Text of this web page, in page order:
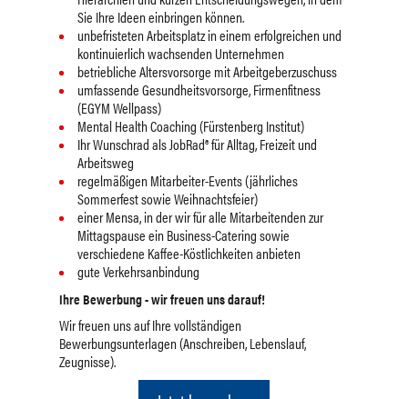
Sie Ihre Ideen einbringen können.
unbefristeten Arbeitsplatz in einem erfolgreichen und
kontinuierlich wachsenden Unternehmen
betriebliche Altersvorsorge mit Arbeitgeberzuschuss
umfassende Gesundheitsvorsorge, Firmenfitness
(EGYM Wellpass)
Mental Health Coaching (Fürstenberg Institut)
Ihr Wunschrad als JobRad®für Alltag, Freizeit und
Arbeitsweg
regelmäßigen Mitarbeiter-Events (jährliches
Sommerfest sowie Weihnachtsfeier)
einer Mensa, in der wir für alle Mitarbeitenden zur
Mittagspause ein Business-Catering sowie
verschiedene Kaffee-Köstlichkeiten anbieten
gute Verkehrsanbindung
Ihre Bewerbung - wir freuen uns darauf!
Wir freuen uns auf Ihre vollständigen
Bewerbungsunterlagen (Anschreiben, Lebenslauf,
Zeugnisse).